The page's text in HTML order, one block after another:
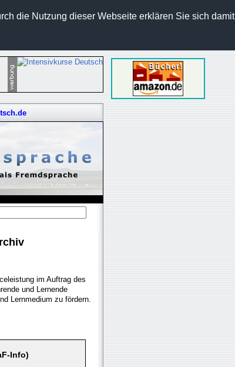
die Nutzung dieser Webseite erklären Sie sich damit
im Auftrag des
und Lernende
Lernmedium zu fördern.
Info)